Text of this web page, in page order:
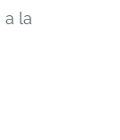
a la